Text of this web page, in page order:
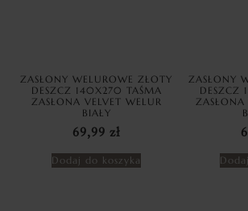
ZASŁONY WELUROWE ZŁOTY
DESZCZ 140X270 TAŚMA
ZASŁONA VELVET WELUR
BIAŁY
69,99 zł
Dodaj do koszyka
ZASŁONY
DESZCZ
ZASŁONA